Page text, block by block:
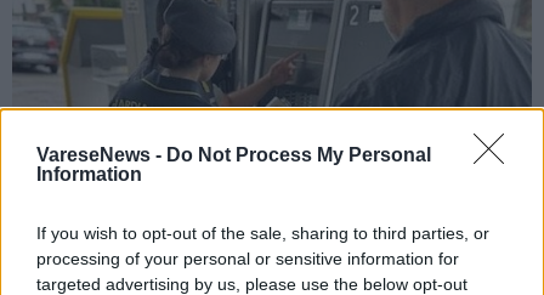
VareseNews - Do Not Process My Personal
Information
If you wish to opt-out of the sale, sharing to third parties, or
processing of your personal or sensitive information for
targeted advertising by us, please use the below opt-out
VARESE